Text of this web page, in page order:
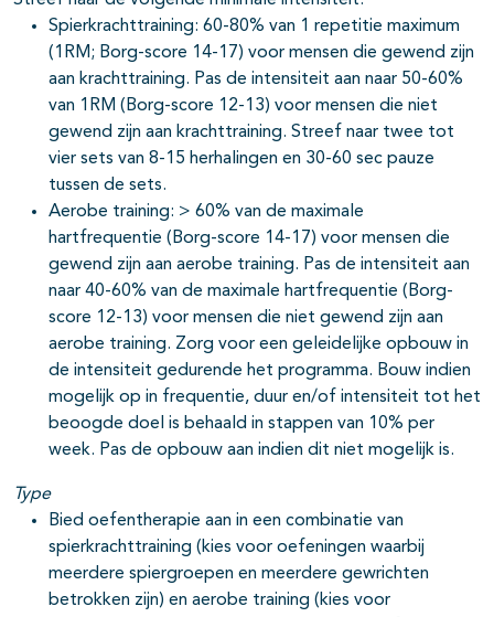
Spierkrachttraining: 60-80% van 1 repetitie maximum
(1RM; Borg-score 14-17) voor mensen die gewend zijn
aan krachttraining. Pas de intensiteit aan naar 50-60%
van 1RM (Borg-score 12-13) voor mensen die niet
gewend zijn aan krachttraining. Streef naar twee tot
vier sets van 8-15 herhalingen en 30-60 sec pauze
tussen de sets.
Aerobe training: > 60% van de maximale
hartfrequentie (Borg-score 14-17) voor mensen die
gewend zijn aan aerobe training. Pas de intensiteit aan
naar 40-60% van de maximale hartfrequentie (Borg-
score 12-13) voor mensen die niet gewend zijn aan
aerobe training. Zorg voor een geleidelijke opbouw in
de intensiteit gedurende het programma. Bouw indien
mogelijk op in frequentie, duur en/of intensiteit tot het
beoogde doel is behaald in stappen van 10% per
week. Pas de opbouw aan indien dit niet mogelijk is.
Type
Bied oefentherapie aan in een combinatie van
spierkrachttraining (kies voor oefeningen waarbij
meerdere spiergroepen en meerdere gewrichten
betrokken zijn) en aerobe training (kies voor